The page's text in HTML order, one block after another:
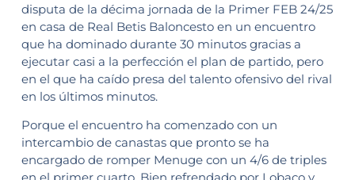
disputa de la décima jornada de la Primer FEB 24/25
en casa de Real Betis Baloncesto en un encuentro
que ha dominado durante 30 minutos gracias a
ejecutar casi a la perfección el plan de partido, pero
en el que ha caído presa del talento ofensivo del rival
en los últimos minutos.
Porque el encuentro ha comenzado con un
intercambio de canastas que pronto se ha
encargado de romper Menuge con un 4/6 de triples